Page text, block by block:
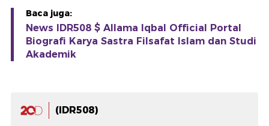
Baca juga:
News IDR508 $ Allama Iqbal Official Portal
Biografi Karya Sastra Filsafat Islam dan Studi
Akademik
(IDR508)